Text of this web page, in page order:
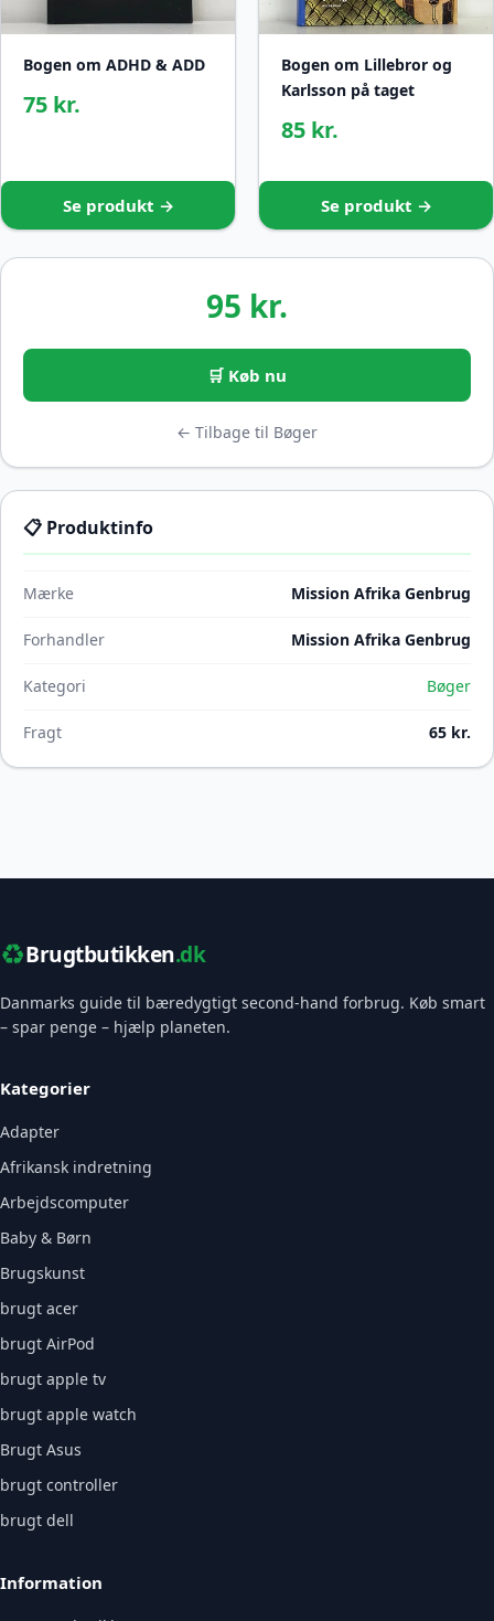
Bogen om ADHD & ADD
75 kr.
Se produkt →
Bogen om Lillebror og
Karlsson på taget
85 kr.
Se produkt →
95 kr.
🛒 Køb nu
← Tilbage til Bøger
📋 Produktinfo
Mærke Mission Afrika Genbrug
Forhandler Mission Afrika Genbrug
Kategori Bøger
Fragt 65 kr.
♻️Brugtbutikken.dk
Danmarks guide til bæredygtigt second-hand forbrug. Køb smart
– spar penge – hjælp planeten.
Kategorier
Adapter
Afrikansk indretning
Arbejdscomputer
Baby & Børn
Brugskunst
brugt acer
brugt AirPod
brugt apple tv
brugt apple watch
Brugt Asus
brugt controller
brugt dell
Information